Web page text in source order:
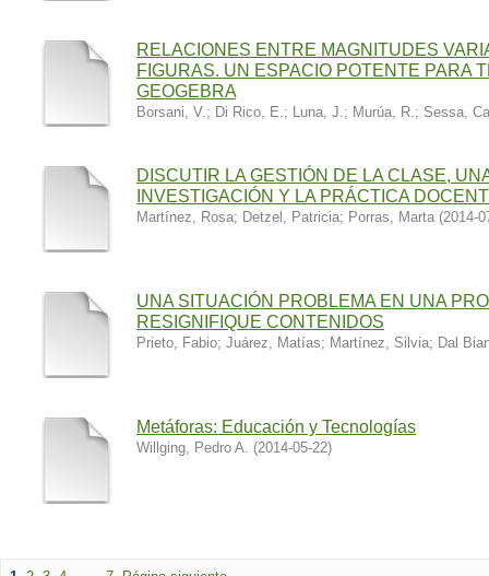
RELACIONES ENTRE MAGNITUDES
FIGURAS. UN ESPACIO POTENTE PARA
GEOGEBRA
Borsani, V.; Di Rico, E.; Luna, J.; Murúa, R.; Sessa,
DISCUTIR LA GESTIÓN DE LA CLASE,
INVESTIGACIÓN Y LA PRÁCTICA
Martínez, Rosa; Detzel, Patricia; Porras, Marta (2014-
UNA SITUACIÓN PROBLEMA EN UNA
RESIGNIFIQUE CONTENIDOS
Prieto, Fabio; Juárez, Matías; Martínez, Silvia; Dal
Metáforas: Educación y Tecnologías
Willging, Pedro A. (2014-05-22)